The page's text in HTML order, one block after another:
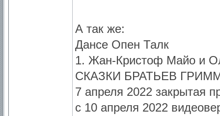
А так же:
Дансе Опен Талк
1. Жан-Кристоф Майо и
СКАЗКИ БРАТЬЕВ
7 апреля 2022 закрытая
с 10 апреля 2022